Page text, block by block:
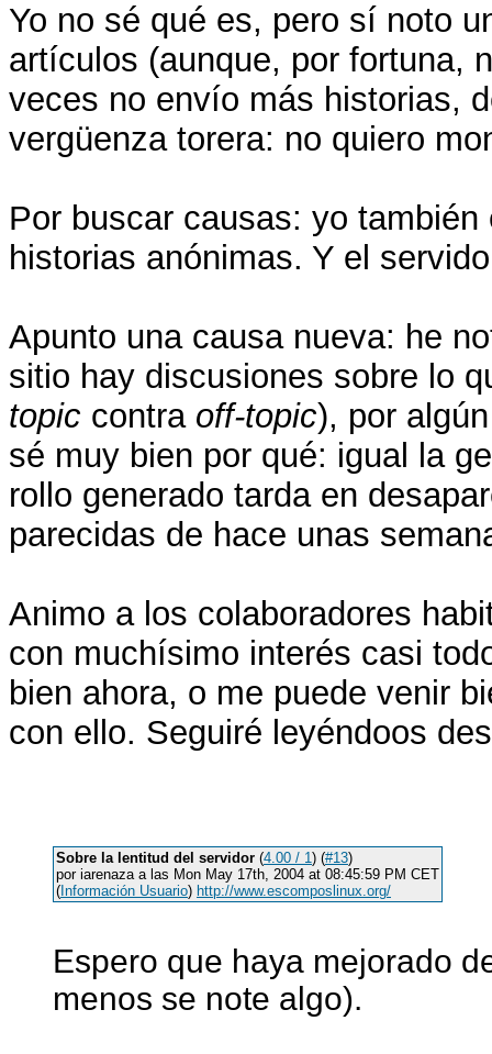
Yo no sé qué es, pero sí noto
artículos (aunque, por fortuna,
veces no envío más historias,
vergüenza torera: no quiero
Por buscar causas: yo
historias anónimas. Y el
Apunto una causa nueva: he
sitio hay discusiones sobre lo
topic contra off-topic), por
sé muy bien por qué: igual la
rollo generado tarda en
parecidas de hace unas
Animo a los colaboradores
con muchísimo interés casi
bien ahora, o me puede venir
con ello. Seguiré leyéndoos
Sobre la lentitud del servidor (4.00 / 1) (#13)
por iarenaza a las Mon May 17th, 2004 at 08:45:59 PM CET
( Información Usuario) http://www.escomposlinux.org/
Espero que haya mejorado
menos se note algo).